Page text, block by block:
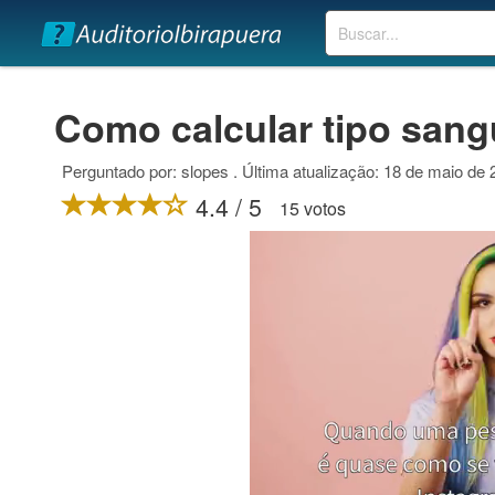
Buscar
Como calcular tipo
Perguntado por: slopes . Última atualização: 18 de maio de
4.4 / 5 15 votos